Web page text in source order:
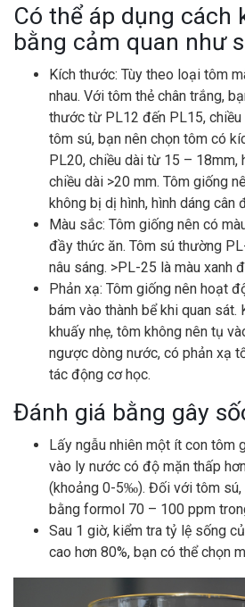
Có thể áp dụng cách
bằng cảm quan như
Kích thước: Tùy theo loại tôm
nhau. Với tôm thẻ chân trắng,
thước từ PL12 đến PL15,
tôm sú, bạn nên chọn tôm có
PL20, chiều dài từ 15 –
chiều dài >20 mm. Tôm giống
không bị dị hình, hình dáng cân
Màu sắc: Tôm giống nên có
đầy thức ăn. Tôm sú thường
nâu sáng. >PL-25 là màu xanh
Phản xạ: Tôm giống nên hoạt
bám vào thành bể khi quan sát.
khuấy nhẹ, tôm không nên tụ
ngược dòng nước, có phản xạ
tác động cơ học.
Đánh giá bằng gây
Lấy ngẫu nhiên một ít con tôm
vào ly nước có độ mặn thấp
(khoảng 0-5‰). Đối với tôm sú,
bằng formol 70 – 100 ppm
Sau 1 giờ, kiểm tra tỷ lệ sống
cao hơn 80%, bạn có thể chọn